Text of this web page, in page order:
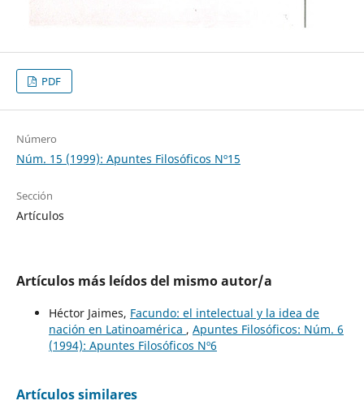
PDF
Número
Núm. 15 (1999): Apuntes Filosóficos Nº15
Sección
Artículos
Artículos más leídos del mismo autor/a
Héctor Jaimes, Facundo: el intelectual y la idea de
nación en Latinoamérica , Apuntes Filosóficos: Núm. 6
(1994): Apuntes Filosóficos Nº6
Artículos similares